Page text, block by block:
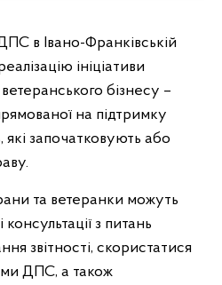
ініціативи
бізнесу –
на підтримку
які започатковують або
та ветеранки можуть
з питань
звітності, скористатися
ДПС, а також